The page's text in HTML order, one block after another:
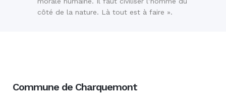
côté de la nature. Là tout est à faire ».
Commune de Charquemont